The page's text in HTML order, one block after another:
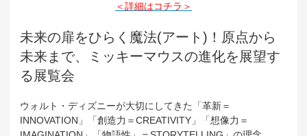
＜詳細はコチラ＞
未来の扉をひらく魔法(アート)！原点から
未来まで、ミッキーマウスの進化を展望す
る展覧会
ウォルト・ディズニーが大切にしてきた「革新＝
INNOVATION」「創造力＝CREATIVITY」「想像力＝